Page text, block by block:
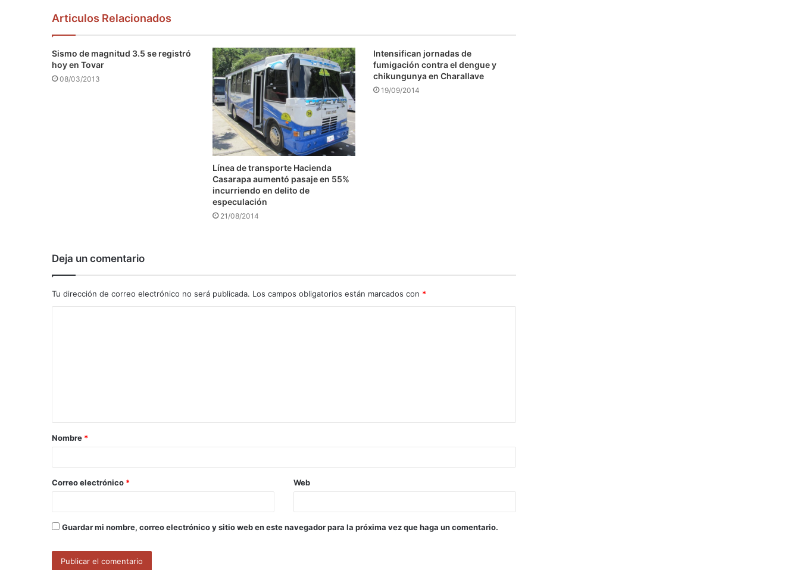
Articulos Relacionados
Sismo de magnitud 3.5 se registró
hoy en Tovar
08/03/2013
Línea de transporte Hacienda
Casarapa aumentó pasaje en 55%
incurriendo en delito de
especulación
21/08/2014
Intensifican jornadas de
fumigación contra el dengue y
chikungunya en Charallave
19/09/2014
Deja un comentario
Tu dirección de correo electrónico no será publicada. Los campos obligatorios están marcados con *
a
r
*
Nombre *
Correo electrónico * Web
Guardar mi nombre, correo electrónico y sitio web en este navegador para la próxima vez que haga un comentario.